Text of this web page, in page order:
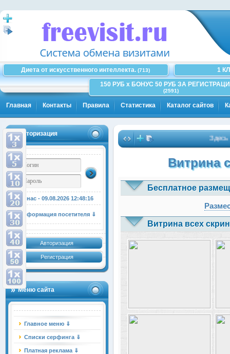
Диета от искусственного интеллекта. (713)
1
150 РУБ x БОНУС 50 РУБ ЗА
(2591)
Главная Контакты Правила Статистика Каталог сайтов
Авторизация
У нас - 09.08.2026 12:48:16
Информация посетителя ⇓
Авторизация
Регистрация
Меню сайта
Главное меню ⇓
Списки серфинга ⇓
Платная реклама ⇓
Здесь
Витрина
Бесплатное
Витрина всех